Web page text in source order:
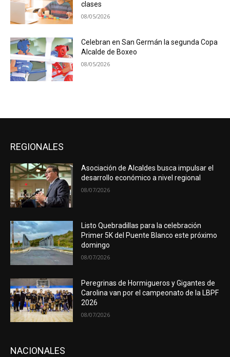
clases
08/05/2026
Celebran en San Germán la segunda Copa
Alcalde de Boxeo
08/05/2026
REGIONALES
Asociación de Alcaldes busca impulsar el
desarrollo económico a nivel regional
08/07/2026
Listo Quebradillas para la celebración
Primer 5K del Puente Blanco este próximo
domingo
08/07/2026
Peregrinas de Hormigueros y Gigantes de
Carolina van por el campeonato de la LBPF
2026
08/07/2026
NACIONALES